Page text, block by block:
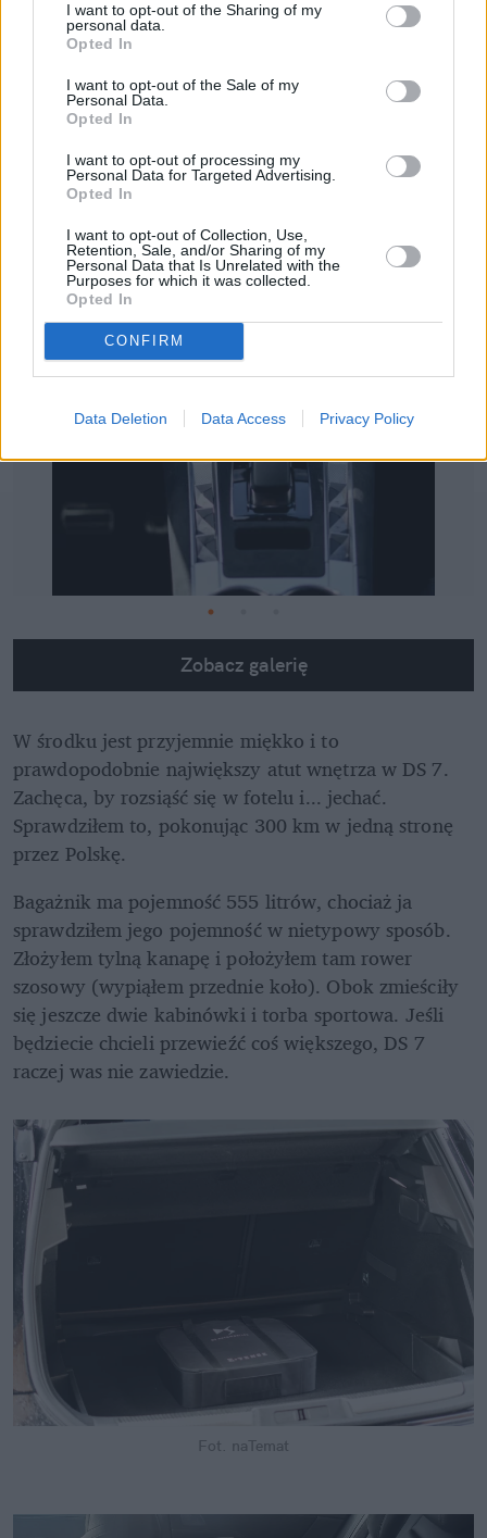
I want to opt-out of the Sharing of my
personal data.
Opted In
I want to opt-out of the Sale of my
Personal Data.
Opted In
I want to opt-out of processing my
Personal Data for Targeted Advertising.
Opted In
I want to opt-out of Collection, Use,
Retention, Sale, and/or Sharing of my
Personal Data that Is Unrelated with the
Purposes for which it was collected.
Opted In
CONFIRM
Data Deletion Data Access Privacy Policy
Zobacz galerię
W środku jest przyjemnie miękko i to
prawdopodobnie największy atut wnętrza w DS 7.
Zachęca, by rozsiąść się w fotelu i... jechać.
Sprawdziłem to, pokonując 300 km w jedną stronę
przez Polskę.
Bagażnik ma pojemność 555 litrów, chociaż ja
sprawdziłem jego pojemność w nietypowy sposób.
Złożyłem tylną kanapę i położyłem tam rower
szosowy (wypiąłem przednie koło). Obok zmieściły
się jeszcze dwie kabinówki i torba sportowa. Jeśli
będziecie chcieli przewieźć coś większego, DS 7
raczej was nie zawiedzie.
Fot. naTemat